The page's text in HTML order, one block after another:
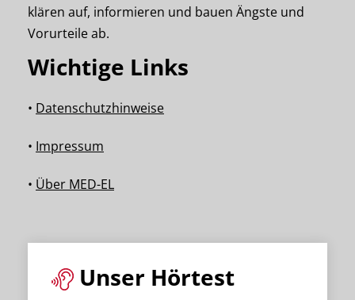
klären auf, informieren und bauen Ängste und
Vorurteile ab.
Wichtige Links
• Datenschutzhinweise
• Impressum
• Über MED-EL
Unser Hörtest